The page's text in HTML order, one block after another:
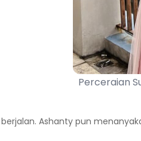
Perceraian
Ashanty pun